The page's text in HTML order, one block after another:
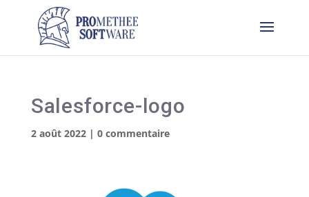
Salesforce-logo
2 août 2022| 0 commentaire